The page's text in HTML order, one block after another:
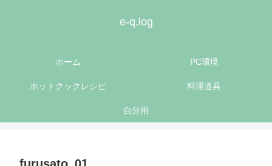
e-q.log
ホーム PC環境
ホットクックレシピ 料理道具
自分用